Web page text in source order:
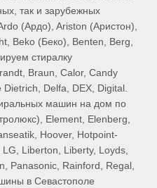
так и зарубежных
(Ардо), Ariston (Аристон),
Beko (Беко), Benten, Berg,
стиралку
Braun, Calor, Candy
Delfa, DEX, Digital.
машин на дом по
Element, Elenberg,
Hoover, Hotpoint-
Liberton, Liberty, Loyds,
Panasonic, Rainford, Regal,
в Севастополе